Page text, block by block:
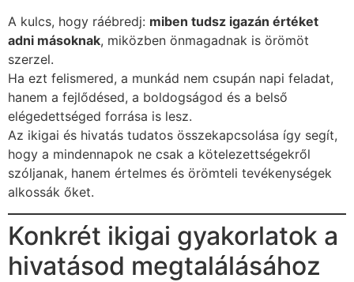
A kulcs, hogy ráébredj: miben tudsz igazán értéket
adni másoknak, miközben önmagadnak is örömöt
szerzel.
Ha ezt felismered, a munkád nem csupán napi feladat,
hanem a fejlődésed, a boldogságod és a belső
elégedettséged forrása is lesz.
Az ikigai és hivatás tudatos összekapcsolása így segít,
hogy a mindennapok ne csak a kötelezettségekről
szóljanak, hanem értelmes és örömteli tevékenységek
alkossák őket.
Konkrét ikigai gyakorlatok a
hivatásod megtalálásához